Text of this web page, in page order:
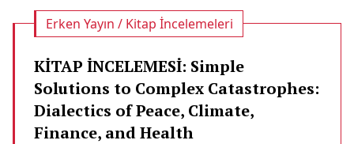
Erken Yayın / Kitap İncelemeleri
KİTAP İNCELEMESİ: Simple
Solutions to Complex Catastrophes:
Dialectics of Peace, Climate,
Finance, and Health